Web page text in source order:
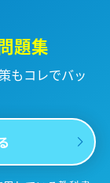
題集
もコレでバッ